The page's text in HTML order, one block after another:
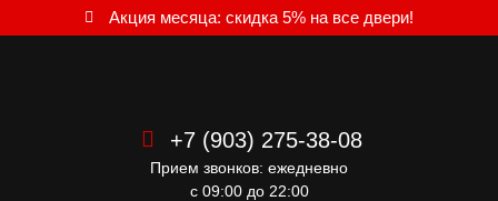
Акция месяца: скидка 5% на все двери!
+7 (903) 275-38-08
Прием звонков: ежедневно
с 09:00 до 22:00